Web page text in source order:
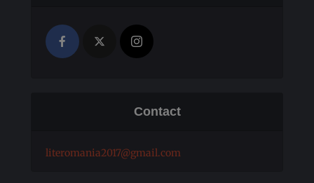
Contact
literomania2017@gmail.com